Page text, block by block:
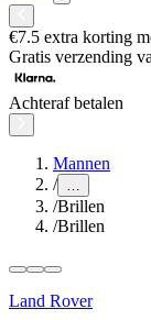
€7.5 extra korting
Gratis verzending
Achteraf betalen
Mannen
/ …
/Brillen
/Brillen
Land Rover